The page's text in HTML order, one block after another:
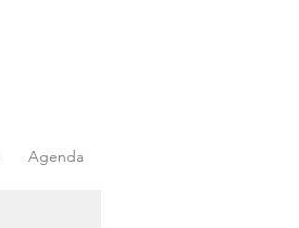
Agenda